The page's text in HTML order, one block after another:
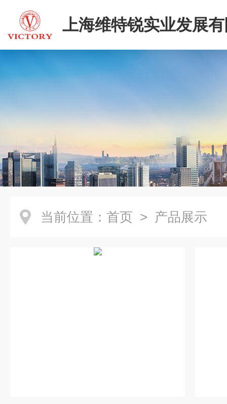
上海维特锐实业发展
当前位置： 首页 > 产品展示